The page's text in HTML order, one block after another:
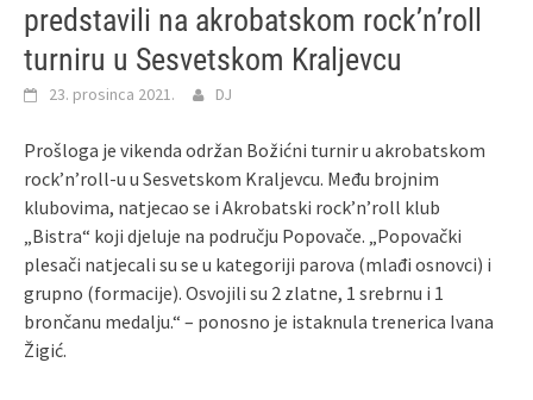
predstavili na akrobatskom rock’n’roll
turniru u Sesvetskom Kraljevcu
23. prosinca 2021. DJ
Prošloga je vikenda održan Božićni turnir u akrobatskom
rock’n’roll-u u Sesvetskom Kraljevcu. Među brojnim
klubovima, natjecao se i Akrobatski rock’n’roll klub
„Bistra“ koji djeluje na području Popovače. „Popovački
plesači natjecali su se u kategoriji parova (mlađi osnovci) i
grupno (formacije). Osvojili su 2 zlatne, 1 srebrnu i 1
brončanu medalju.“ – ponosno je istaknula trenerica Ivana
Žigić.